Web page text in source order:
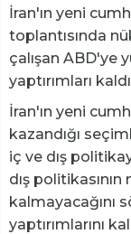
İran'ın yeni
toplantısında
çalışan ABD'ye
yaptırımları
İran'ın yeni
kazandığı
iç ve dış
dış politikasının
kalmayacağını
yaptırımlarını